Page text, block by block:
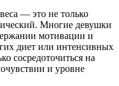
— это не только
Многие девушки
мотивации и
диет или интенсивных
сосредоточиться на
и уровне